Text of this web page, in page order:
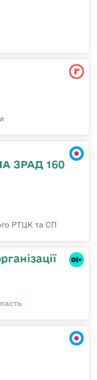
ЗРАД 160
РТЦК та СП